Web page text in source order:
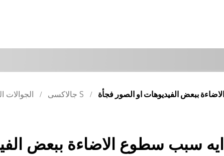
الجوالات جالاكسى S
ايه سبب سطوع الاضاءة ببعض